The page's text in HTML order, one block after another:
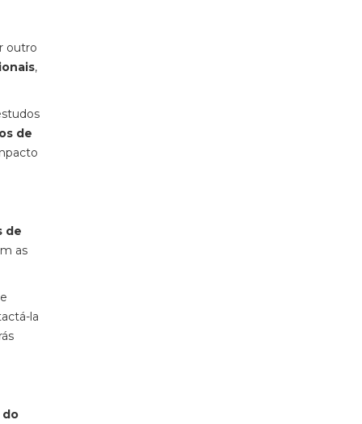
outro
,
de
de
as
la
do